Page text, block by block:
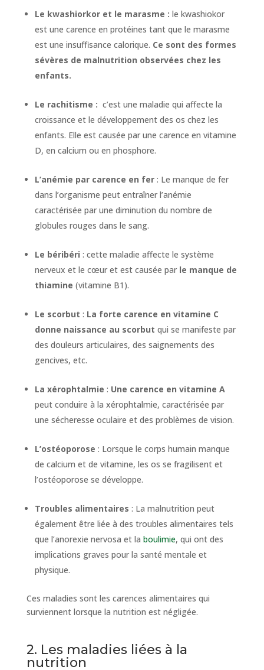
Le kwashiorkor et le marasme : le kwashiokor
est une carence en protéines tant que le marasme
est une insuffisance calorique. Ce sont des formes
sévères de malnutrition observées chez les
enfants.
Le rachitisme : c’est une maladie qui affecte la
croissance et le développement des os chez les
enfants. Elle est causée par une carence en vitamine
D, en calcium ou en phosphore.
L’anémie par carence en fer: Le manque de fer
dans l’organisme peut entraîner l’anémie
caractérisée par une diminution du nombre de
globules rouges dans le sang.
Le béribéri : cette maladie affecte le système
nerveux et le cœur et est causée par le manque de
thiamine (vitamine B1).
Le scorbut : La forte carence en vitamine C
donne naissance au scorbut qui se manifeste par
des douleurs articulaires, des saignements des
gencives, etc.
La xérophtalmie : Une carence en vitamine A
peut conduire à la xérophtalmie, caractérisée par
une sécheresse oculaire et des problèmes de vision.
L’ostéoporose : Lorsque le corps humain manque
de calcium et de vitamine, les os se fragilisent et
l’ostéoporose se développe.
Troubles alimentaires : La malnutrition peut
également être liée à des troubles alimentaires tels
que l’anorexie nervosa et la boulimie, qui ont des
implications graves pour la santé mentale et
physique.
Ces maladies sont les carences alimentaires qui
surviennent lorsque la nutrition est négligée.
2. Les maladies liées à la
nutrition